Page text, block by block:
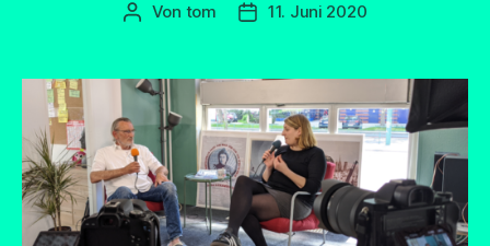
Beitragsautor
Von tom Beitragsdatum
11. Juni 2020